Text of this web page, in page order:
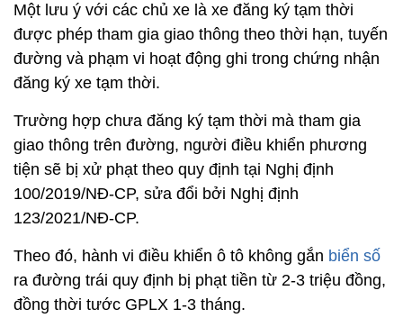
Một lưu ý với các chủ xe là xe đăng ký tạm thời
được phép tham gia giao thông theo thời hạn, tuyến
đường và phạm vi hoạt động ghi trong chứng nhận
đăng ký xe tạm thời.
Trường hợp chưa đăng ký tạm thời mà tham gia
giao thông trên đường, người điều khiển phương
tiện sẽ bị xử phạt theo quy định tại Nghị định
100/2019/NĐ-CP, sửa đổi bởi Nghị định
123/2021/NĐ-CP.
Theo đó, hành vi điều khiển ô tô không gắn biển số
ra đường trái quy định bị phạt tiền từ 2-3 triệu đồng,
đồng thời tước GPLX 1-3 tháng.